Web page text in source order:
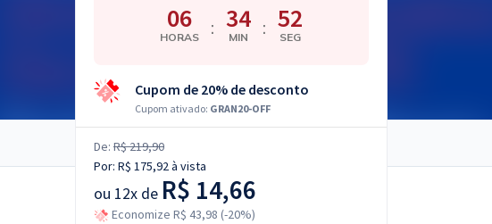
06
HORAS : 34
MIN : 51
SEG
Cupom de 20% de desconto
Cupom ativado: GRAN20-OFF
De: R$ 219,90
Por: R$ 175,92à vista
ou 12x de R$ 14,66
Economize R$ 43,98 (-20%)